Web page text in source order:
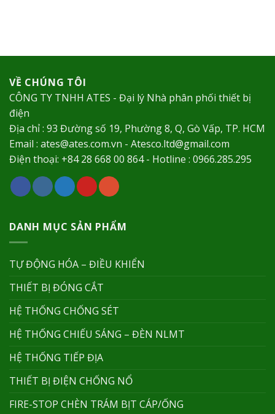
VỀ CHÚNG TÔI
CÔNG TY TNHH ATES - Đại lý Nhà phân phối thiết bị
điện
Địa chỉ : 93 Đường số 19, Phường 8, Q, Gò Vấp, TP. HCM
Email : ates@ates.com.vn - Atesco.ltd@gmail.com
Điện thoại: +84 28 668 00 864 - Hotline : 0966.285.295
DANH MỤC SẢN PHẨM
TỰ ĐỘNG HÓA – ĐIỀU KHIỂN
THIẾT BỊ ĐÓNG CẮT
HỆ THỐNG CHỐNG SÉT
HỆ THỐNG CHIẾU SÁNG – ĐÈN NLMT
HỆ THỐNG TIẾP ĐỊA
THIẾT BỊ ĐIỆN CHỐNG NỔ
FIRE-STOP CHÈN TRÁM BỊT CÁP/ỐNG